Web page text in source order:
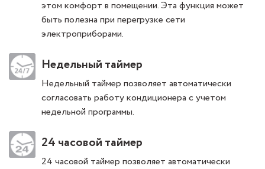
этом комфорт в помещении. Эта функция может
быть полезна при перегрузке сети
электроприборами.
Недельный таймер
Недельный таймер позволяет автоматически
согласовать работу кондиционера с учетом
недельной программы.
24 часовой таймер
24 часовой таймер позволяет автоматически